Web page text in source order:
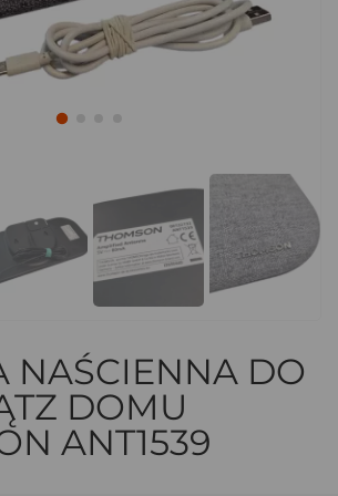
NAŚCIENNA DO
DOMU
ANT1539